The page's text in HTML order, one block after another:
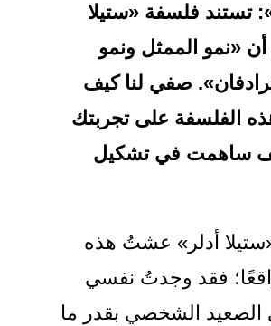
تستند فلسفة «ستيلا
أن «نمو الممثل ونمو
صفي لنا كيف
الفلسفة على تجربتك
ساهمت في تشكيل
أدلر» عشتُ هذه
فقد وجدتُ نفسي
الصعيد الشخصي بقدر ما